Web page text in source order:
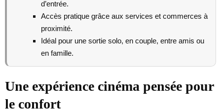
d’entrée.
Accès pratique grâce aux services et commerces à
proximité.
Idéal pour une sortie solo, en couple, entre amis ou
en famille.
Une expérience cinéma pensée pour
le confort